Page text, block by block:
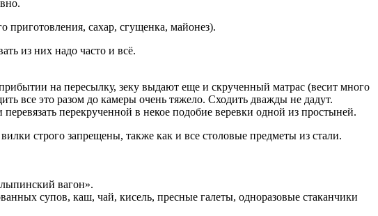
сахар, сгущенка, майонез).
из них надо часто и всё.
на пересылку, зеку выдают еще и скрученный матрас (весит много
все это разом до камеры очень тяжело. Сходить дважды не дадут.
перекрученной в некое подобие веревки одной из простыней.
строго запрещены, также как и все столовые предметы из стали.
вагон».
супов, каш, чай, кисель, пресные галеты, одноразовые стаканчики